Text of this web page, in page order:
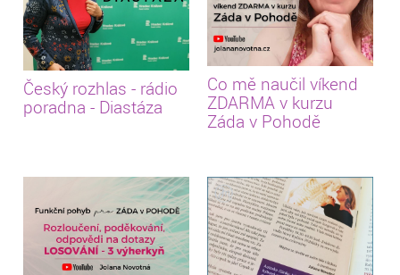
Český rozhlas - rádio
poradna - Diastáza
Co mě naučil víkend
ZDARMA v kurzu
Záda v Pohodě